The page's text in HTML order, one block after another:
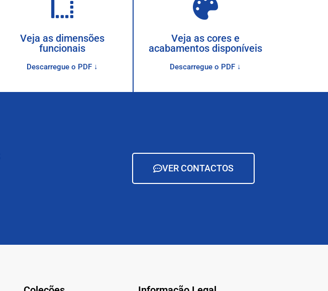
Veja as dimensões
funcionais
Descarregue o PDF ↓
Veja as cores e
acabamentos disponíveis
Descarregue o PDF ↓
VER CONTACTOS